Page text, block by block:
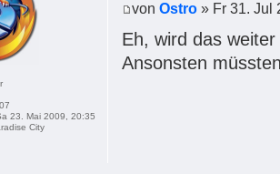
vonOstro » Fr 31. Jul
Eh, wird das
Ansonsten
23. Mai 2009, 20:35
City